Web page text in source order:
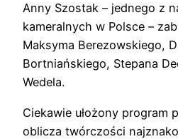
Anny Szostak – jednego z
kameralnych w Polsce –
Maksyma Berezowskiego,
Bortniańskiego, Stepana
Wedela.
Ciekawie ułożony program
oblicza twórczości